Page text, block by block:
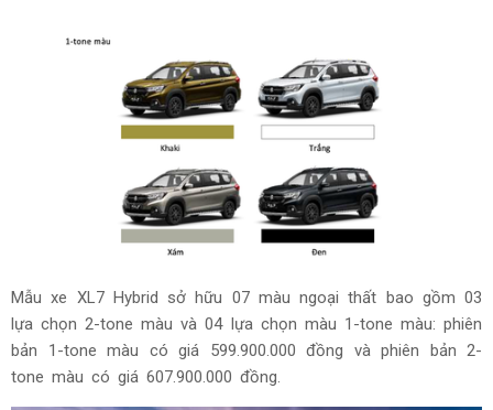
Mẫu xe XL7 Hybrid sở hữu 07 màu ngoại thất bao gồm 03
lựa chọn 2-tone màu và 04 lựa chọn màu 1-tone màu: phiên
bản 1-tone màu có giá 599.900.000 đồng và phiên bản 2-
tone màu có giá 607.900.000 đồng.